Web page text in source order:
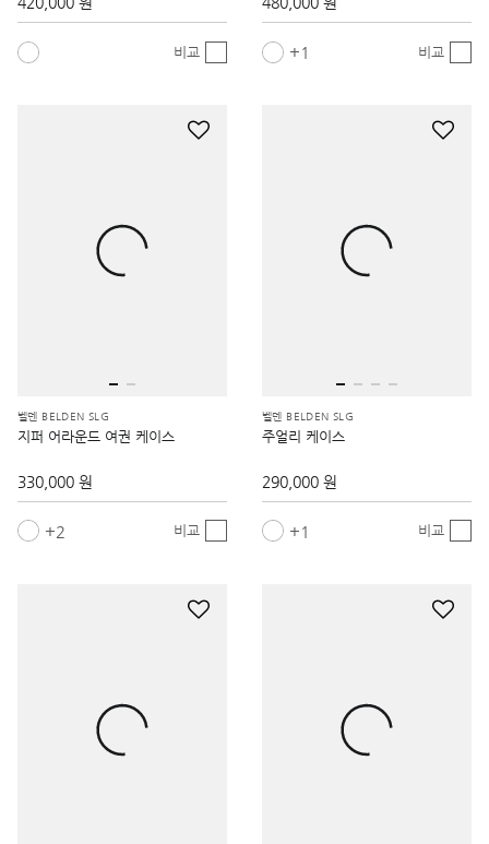
비교 1 비교
벨덴 BELDEN SLG
지퍼 어라운드 여권 케이스
330,000 원
2 비교
벨덴 BELDEN SLG
주얼리 케이스
290,000 원
1 비교